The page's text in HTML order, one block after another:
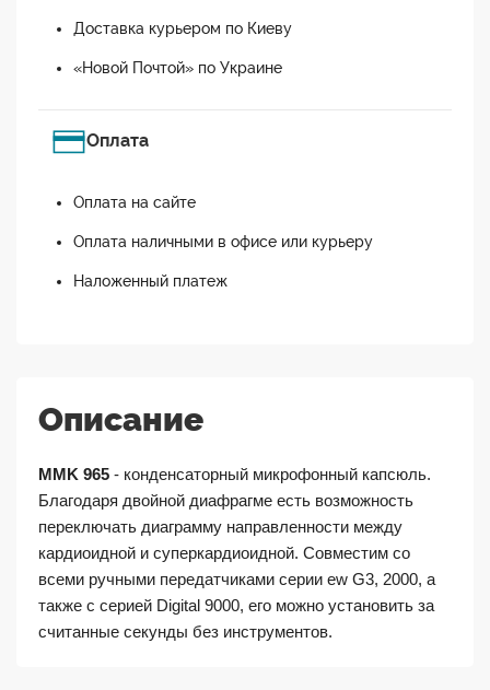
Доставка курьером по Киеву
«Новой Почтой» по Украине
Оплата
Оплата на сайте
Оплата наличными в офисе или курьеру
Наложенный платеж
Описание
MMK 965 - конденсаторный микрофонный капсюль.
Благодаря двойной диафрагме есть возможность
переключать диаграмму направленности между
кардиоидной и суперкардиоидной. Совместим со
всеми ручными передатчиками серии ew G3, 2000, а
также с серией Digital 9000, его можно установить за
считанные секунды без инструментов.